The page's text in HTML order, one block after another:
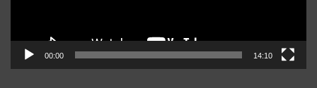
00:00 14:10